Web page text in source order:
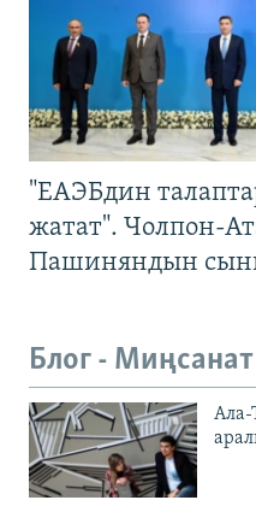
"ЕАЭБдин
жатат". Чолпон-
Пашиняндын
Блог - Миңсанат
Ала-